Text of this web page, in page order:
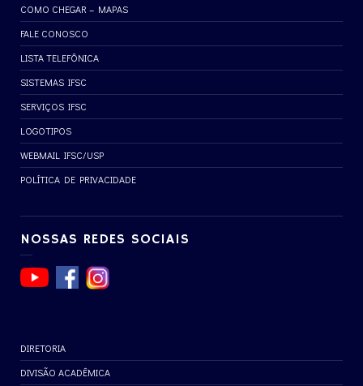
COMO CHEGAR – MAPAS
FALE CONOSCO
LISTA TELEFÔNICA
SISTEMAS IFSC
SERVIÇOS IFSC
LOGOTIPOS
WEBMAIL IFSC/USP
POLÍTICA DE PRIVACIDADE
NOSSAS REDES SOCIAIS
DIRETORIA
DIVISÃO ACADÊMICA